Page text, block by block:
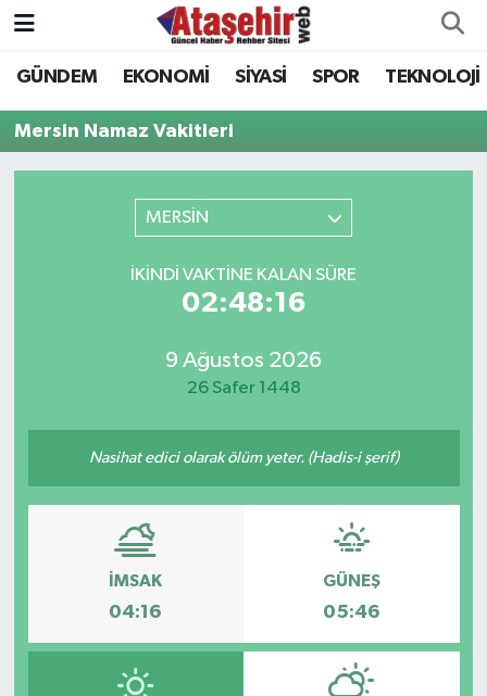
GÜNDEM EKONOMİ SİYASİ SPOR TEKNOLOJİ
Mersin Namaz Vakitleri
MERSİN
İKINDI VAKTINE KALAN SÜRE
02:48:16
9 Ağustos 2026
26 Safer 1448
Nasihat edici olarak ölüm yeter. (Hadis-i şerif)
İMSAK
04:16
GÜNEŞ
05:46
Hava Durumu
Trafik Durumu
Son Dakika Haberleri